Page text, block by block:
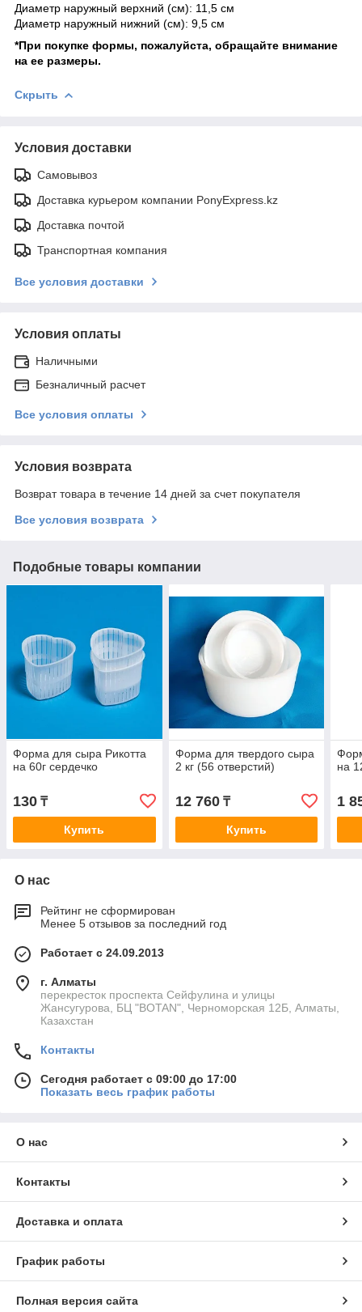
Диаметр наружный верхний (см): 11,5 см
Диаметр наружный нижний (см): 9,5 см
*При покупке формы, пожалуйста, обращайте внимание
на ее размеры.
Скрыть
Условия доставки
Самовывоз
Доставка курьером компании PonyExpress.kz
Доставка почтой
Транспортная компания
Все условия доставки
Условия оплаты
Наличными
Безналичный расчет
Все условия оплаты
Условия возврата
Возврат товара в течение 14 дней за счет покупателя
Все условия возврата
Подобные товары компании
Форма для сыра Рикотта
на 60г сердечко
130 ₸
Купить
Форма для твердого сыра
2 кг (56 отверстий)
12 760₸
Купить
на
1
О нас
Рейтинг не сформирован
Менее 5 отзывов за последний год
Работает с 24.09.2013
г. Алматы
перекресток проспекта Сейфулина и улицы
Жансугурова, БЦ "BOTAN", Черноморская 12Б, Алматы,
Казахстан
Контакты
Сегодня работает с 09:00 до 17:00
Показать весь график работы
О нас
Контакты
Доставка и оплата
График работы
Полная версия сайта